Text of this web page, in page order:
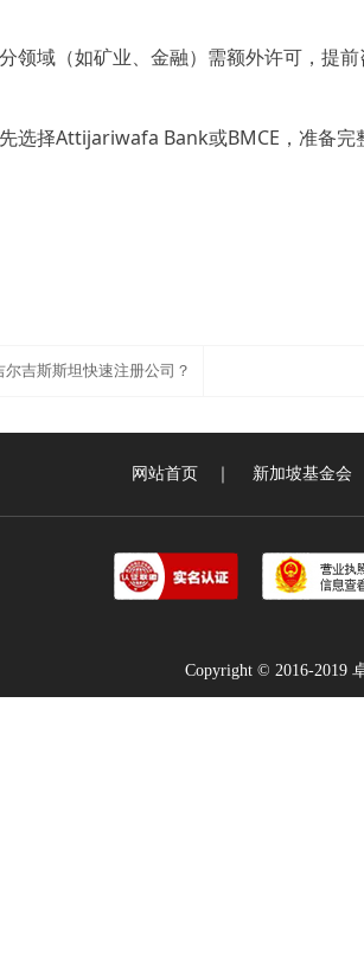
领域（如矿业、金融）需额外许可，提
选择Attijariwafa Bank或BMCE，准备完
吉斯斯坦快速注册公司？
网站首页 新加坡基金会
Copyright © 2016-2019